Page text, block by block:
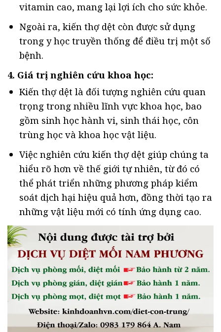
vitamin cao, mang lại lợi ích cho sức khỏe.
Ngoài ra, kiến thợ dệt còn được sử dụng
trong y học truyền thống để điều trị một số
bệnh.
4. Giá trị nghiên cứu khoa học:
Kiến thợ dệt là đối tượng nghiên cứu quan
trọng trong nhiều lĩnh vực khoa học, bao
gồm sinh học hành vi, sinh thái học, côn
trùng học và khoa học vật liệu.
Việc nghiên cứu kiến thợ dệt giúp chúng ta
hiểu rõ hơn về thế giới tự nhiên, từ đó có
thể phát triển những phương pháp kiểm
soát dịch hại hiệu quả hơn, đồng thời tạo ra
những vật liệu mới có tính ứng dụng cao.